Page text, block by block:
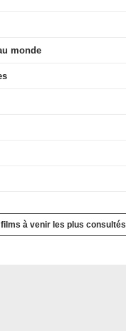
monde
films à venir les plus consultés